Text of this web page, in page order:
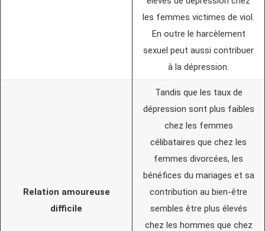
les femmes victimes de viol.
En outre le harcèlement
sexuel peut aussi contribuer
à la dépression.
Relation amoureuse
difficile
Tandis que les taux de
dépression sont plus faibles
chez les femmes
célibataires que chez les
femmes divorcées, les
bénéfices du mariages et sa
contribution au bien-être
sembles être plus élevés
chez les hommes que chez